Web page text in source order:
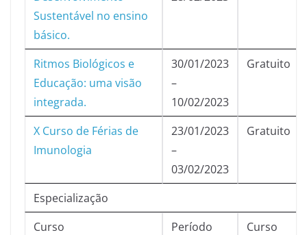
Sustentável no ensino
básico.
Ritmos Biológicos e
Educação: uma visão
integrada.
30/01/2023
–
10/02/2023
Gratuito
X Curso de Férias de
Imunologia
23/01/2023
–
03/02/2023
Gratuito
Especialização
Curso
Período
Curso